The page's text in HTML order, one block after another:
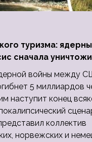
туризма:
сначала
а потом 5
войны между
5 миллиардов
наступит конец
коллектив
норвежских и